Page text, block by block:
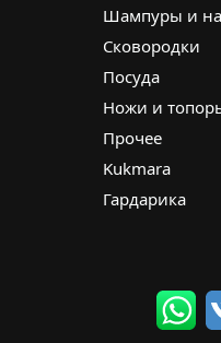
Шампуры и
Сковородки
Посуда
Ножи и
Прочее
Kukmara
Гардарика